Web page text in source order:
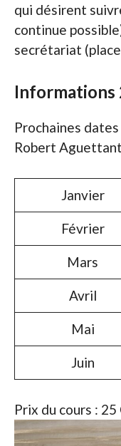
qui désirent
continue
secrétariat
Informations
Prochaines
Robert
Janvier
Février
Mars
Avril
Mai
Juin
Prix du cours : 25